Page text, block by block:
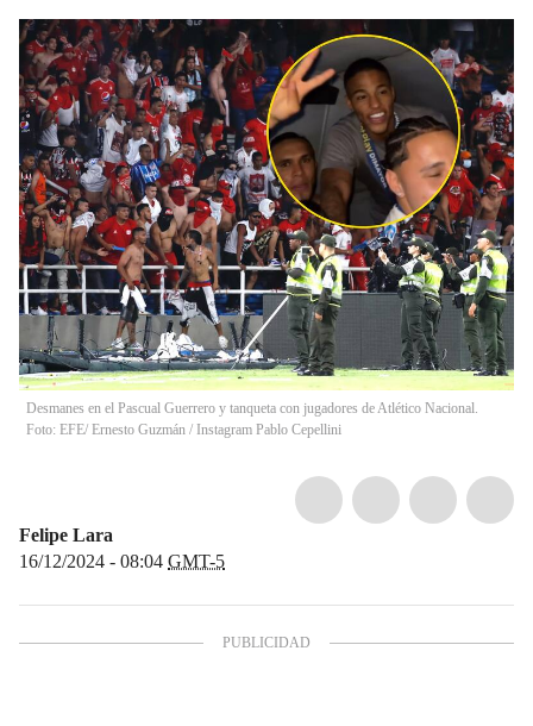
Desmanes en el Pascual Guerrero y tanqueta con jugadores de Atlético Nacional.
Foto: EFE/ Ernesto Guzmán / Instagram Pablo Cepellini
Felipe Lara
16/12/2024 - 08:04 GMT-5